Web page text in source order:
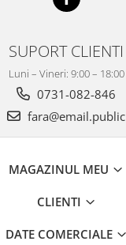
SUPORT CLIENTI
Luni – Vineri: 9:00 – 18:00
0731-082-846
fara@email.public
MAGAZINUL MEU
CLIENTI
DATE COMERCIALE